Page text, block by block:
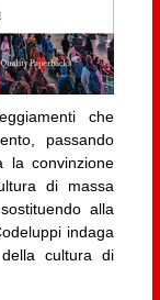
che
passando
la convinzione
di massa
alla
indaga
cultura di